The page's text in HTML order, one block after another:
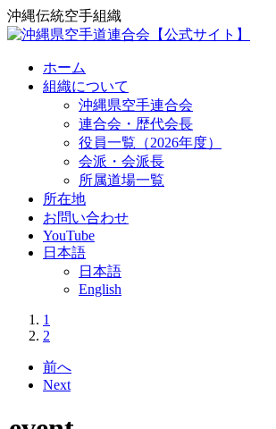
沖縄伝統空手組織
ホーム
組織について
沖縄県空手連合会
連合会・歴代会長
役員一覧（2026年度）
会派・会派長
所属道場一覧
所在地
お問い合わせ
YouTube
日本語
日本語
English
1
2
前へ
Next